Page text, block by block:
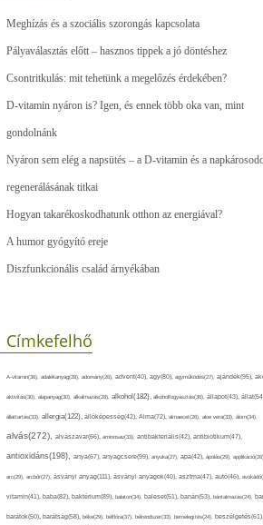
Meghízás és a szociális szorongás kapcsolata
Pályaválasztás előtt – hasznos tippek a jó döntéshez
Csontritkulás: mit tehetünk a megelőzés érdekében?
D-vitamin nyáron is? Igen, és ennek több oka van, mint
gondolnánk
Nyáron sem elég a napsütés – a D-vitamin és a
regenerálásának titkai
Hogyan takarékoskodhatunk otthon az energiával?
A humor gyógyító ereje
Diszfunkcionális család árnyékában
Címkefelhő
A-vitamin(36), adalékanyag(28), adomány(26), advent(40), agy(80), agyműködés(27), ajándék(95),
aktivitás(30), alapanyag(30), alkalmazás(28), alkohol(182), alkoholfogyasztás(36), állapot(43),
állattartás(33), allergia(122), állóképesség(42), Alma(72), almaecet(26), aloe vera(33), álom(34),
alvás(272), alvászavar(66), aminosav(33), antibakteriális(42), antibiotikum(47),
antioxidáns(198), anya(67), anyagcsere(99), anyuka(27), apa(42), ápolás(29), applikáció(26),
arc(29), arcbőr(27), ásványi anyag(111), ásványi anyagok(40), asztma(47), autó(46),
vitamin(41), baba(82), baktérium(89), balaton(34), baleset(51), banán(53), bántalmazás(24),
barátok(50), barátság(58), béke(29), bélflóra(37), bélrendszer(33), bemelegítés(24), beszélgetés(61),